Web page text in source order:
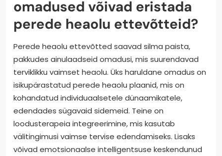
omadused võivad eristada
perede heaolu ettevõtteid?
Perede heaolu ettevõtted saavad silma paista,
pakkudes ainulaadseid omadusi, mis suurendavad
terviklikku vaimset heaolu. Üks haruldane omadus on
isikupärastatud perede heaolu plaanid, mis on
kohandatud individuaalsetele dünaamikatele,
edendades sügavaid sidemeid. Teine on
loodusterapeia integreerimine, mis kasutab
välitingimusi vaimse tervise edendamiseks. Lisaks
võivad emotsionaalse intelligentsuse keskendunud